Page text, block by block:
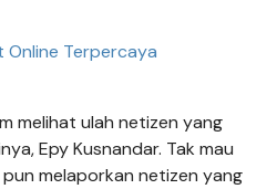
Online Terpercaya
melihat ulah netizen yang
Epy Kusnandar. Tak mau
pun melaporkan netizen yang